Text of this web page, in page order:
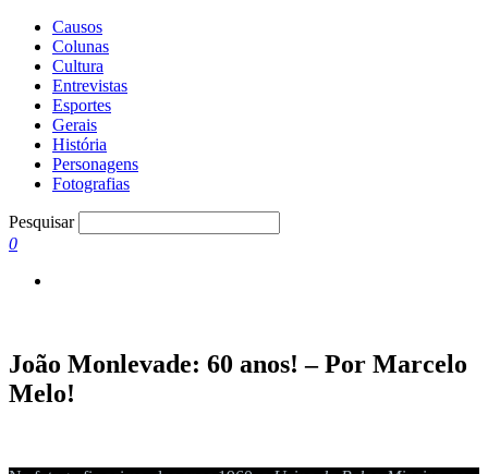
Causos
Colunas
Cultura
Entrevistas
Esportes
Gerais
História
Personagens
Fotografias
Pesquisar
0
João Monlevade: 60 anos! – Por Marcelo
Melo!